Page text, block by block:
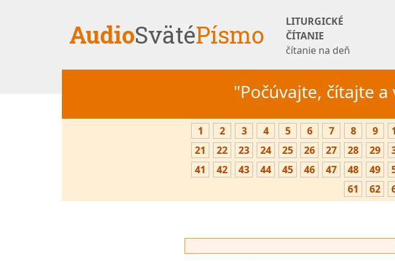
AudioSvätéPísmo
LITURGICKÉ
ČÍTANIE
čítanie na deň
"Počúvajte, čítajte
1 2 3 4 5 6 7 8 9
21
22 23 24 25 26 27 28 29
41
42 43 44 45 46 47 48 49
61
62